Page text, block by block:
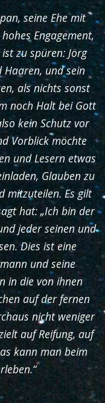
seine Ehe mit
Engagement,
zu spüren: Jörg
und sein
als nichts sonst
noch Halt bei Gott
kein Schutz vor
Vorblick möchte
und Lesern etwas
Glauben zu
mitzuteilen. Es gilt
hat: „Ich bin der
jeder seinen und
Dies ist eine
und seine
in die von ihnen
auf der fernen
nicht weniger
auf Reifung, auf
kann man beim